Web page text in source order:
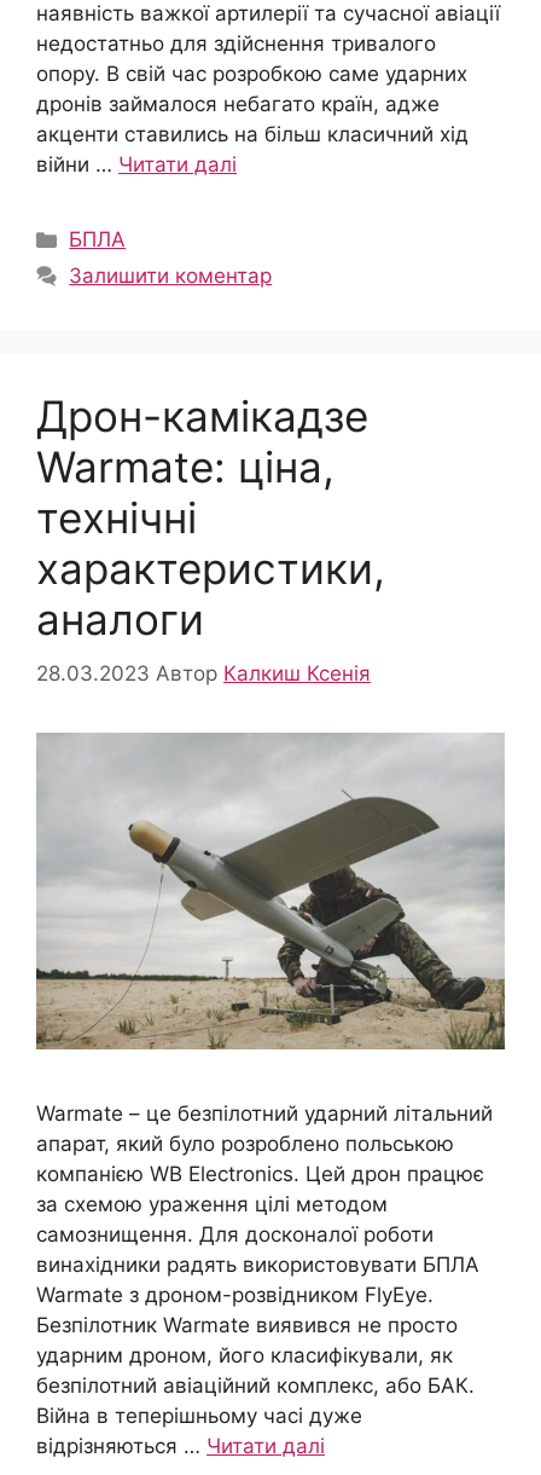
наявність важкої артилерії та сучасної авіації
недостатньо для здійснення тривалого
опору. В свій час розробкою саме ударних
дронів займалося небагато країн, адже
акценти ставились на більш класичний хід
війни … Читати далі
Категорії
БПЛА
Залишити коментар
Дрон-камікадзе
Warmate: ціна,
технічні
характеристики,
аналоги
28.03.2023 Автор Калкиш Ксенія
Warmate – це безпілотний ударний літальний
апарат, який було розроблено польською
компанією WB Electronics. Цей дрон працює
за схемою ураження цілі методом
самознищення. Для досконалої роботи
винахідники радять використовувати БПЛА
Warmate з дроном-розвідником FlyEye.
Безпілотник Warmate виявився не просто
ударним дроном, його класифікували, як
безпілотний авіаційний комплекс, або БАК.
Війна в теперішньому часі дуже
відрізняються … Читати далі